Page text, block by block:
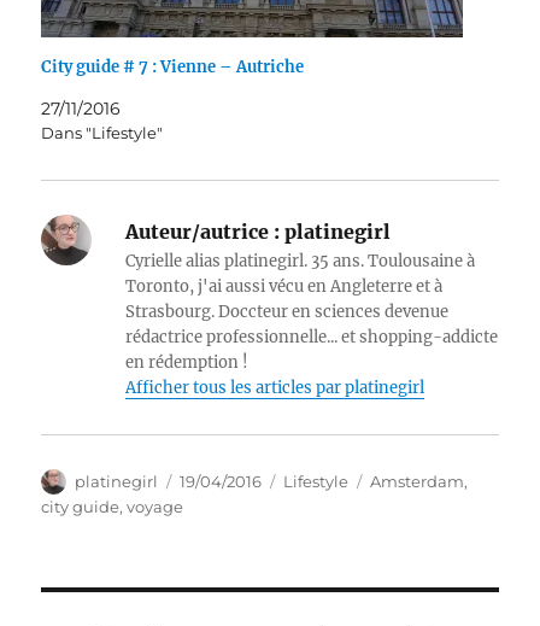
City guide # 7 : Vienne – Autriche
27/11/2016
Dans "Lifestyle"
Auteur/autrice : platinegirl
Cyrielle alias platinegirl. 35 ans. Toulousaine à
Toronto, j'ai aussi vécu en Angleterre et à
Strasbourg. Doccteur en sciences devenue
rédactrice professionnelle... et shopping-addicte
en rédemption !
Afficher tous les articles par platinegirl
Auteur
platinegirl
Publié
le
19/04/2016 Catégories
Lifestyle Étiquettes
Amsterdam,
city guide,voyage